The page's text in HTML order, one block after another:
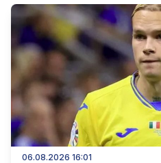
06.08.2026 16:01